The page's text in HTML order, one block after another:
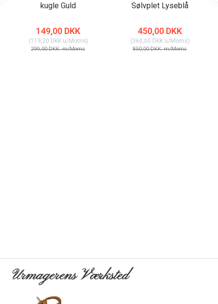
kugle Guld
149,00 DKK
(119,20 DKKu/Moms)
299,00 DKKm/Moms
Sølvplet Lyseblå
450,00 DKK
(360,00 DKKu/Moms)
850,00 DKKm/Moms